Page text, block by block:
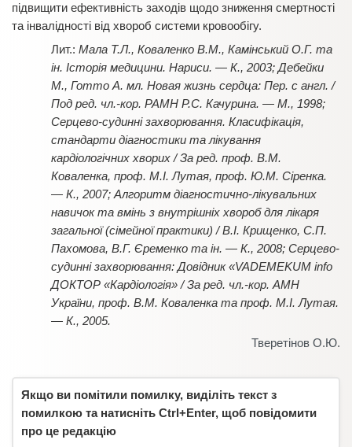
підвищити ефективність заходів щодо зниження смертності
та інвалідності від хвороб системи кровообігу.
Мала Т.Л., Коваленко В.М., Камінський О.Г. та
ін. Історія медицини. Нариси. — К., 2003; Дебейки
М., Готто А. мл. Новая жизнь сердца: Пер. с англ. /
Под ред. чл.-кор. РАМН Р.С. Качурина. — М., 1998;
Серцево-судинні захворювання. Класифікація,
стандарти діагностики та лікування
кардіологічних хворих / За ред. проф. В.М.
Коваленка, проф. М.І. Лутая, проф. Ю.М. Сіренка.
— К., 2007; Алгоритм діагностично-лікувальних
навичок та вмінь з внутрішніх хвороб для лікаря
загальної (сімейної практики) / В.І. Крищенко, С.П.
Пахомова, В.Г. Єременко та ін. — К., 2008; Серцево-
судинні захворювання: Довідник «VADEMEKUM info
ДОКТОР «Кардіологія» / За ред. чл.-кор. АМН
України, проф. В.М. Коваленка та проф. М.І. Лутая.
— К., 2005.
Тверетінов О.Ю.
Якщо ви помітили помилку, виділіть текст з
помилкою та натисніть Ctrl+Enter, щоб повідомити
про це редакцію